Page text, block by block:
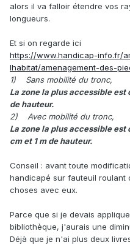
alors il va falloir étendre vos
longueurs.
Et si on regarde ici
https://www.handicap-info.fr/
lhabitat/amenagement-des-
1) Sans mobilité du tronc,
La zone la plus accessible
de hauteur.
2) Avec mobilité du tronc,
La zone la plus accessible
cm et 1 m de hauteur.
Conseil : avant toute
handicapé sur fauteuil roulant
choses avec eux.
Parce que si je devais
bibliothèque, j'aurais une
Déjà que je n'ai plus deux